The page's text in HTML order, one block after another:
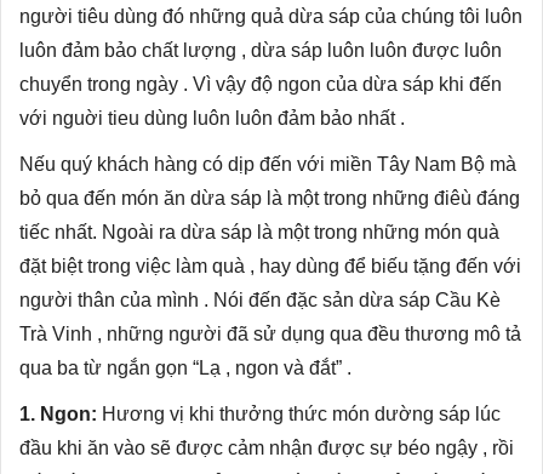
người tiêu dùng đó những quả dừa sáp của chúng tôi luôn
luôn đảm bảo chất lượng , dừa sáp luôn luôn được luôn
chuyển trong ngày . Vì vậy độ ngon của dừa sáp khi đến
với nguời tieu dùng luôn luôn đảm bảo nhất .
Nếu quý khách hàng có dịp đến với miền Tây Nam Bộ mà
bỏ qua đến món ăn dừa sáp là một trong những điêù đáng
tiếc nhất. Ngoài ra dừa sáp là một trong những món quà
đặt biệt trong việc làm quà , hay dùng để biếu tặng đến với
người thân của mình . Nói đến đặc sản dừa sáp Cầu Kè
Trà Vinh , những người đã sử dụng qua đều thương mô tả
qua ba từ ngắn gọn “Lạ , ngon và đắt” .
1. Ngon: Hương vị khi thưởng thức món dường sáp lúc
đầu khi ăn vào sẽ được cảm nhận được sự béo ngậy , rồi